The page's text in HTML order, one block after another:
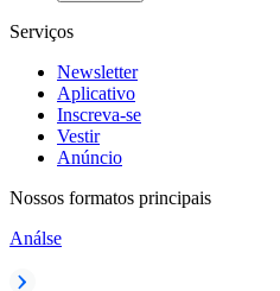
Serviços
Newsletter
Aplicativo
Inscreva-se
Vestir
Anúncio
Nossos formatos principais
Análse